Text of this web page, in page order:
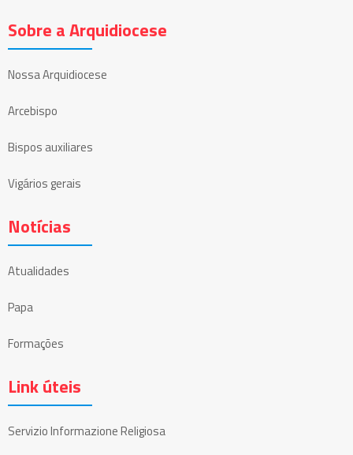
Sobre a Arquidiocese
Nossa Arquidiocese
Arcebispo
Bispos auxiliares
Vigários gerais
Notícias
Atualidades
Papa
Formações
Link úteis
Servizio Informazione Religiosa